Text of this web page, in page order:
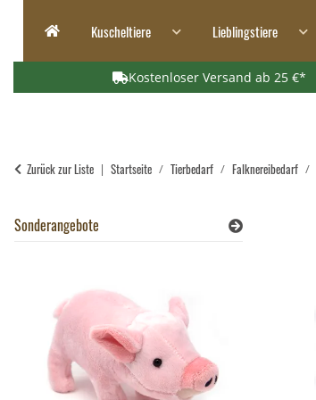
Kuscheltiere Lieblingstiere
Kostenloser Versand ab 25 €*
Zurück zur Liste Startseite Tierbedarf Falknereibedarf
Sonderangebote